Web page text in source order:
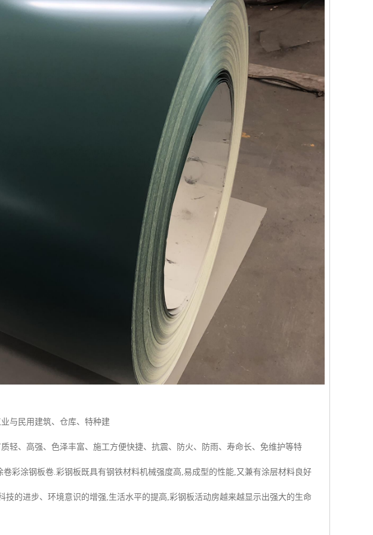
与民用建筑、仓库、特种建
轻、高强、色泽丰富、施工方便快捷、抗震、防火、防雨、寿命长、免维护等特
彩涂钢板卷.彩钢板既具有钢铁材料机械强度高,易成型的性能,又兼有涂层材料良好
的进步、环境意识的增强,生活水平的提高,彩钢板活动房越来越显示出强大的生命